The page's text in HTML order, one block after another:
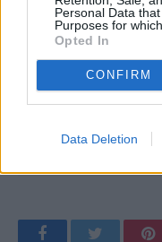
Personal Data
Purposes for
Opted In
CONFIRM
Data Deletion
Facebook Twitter